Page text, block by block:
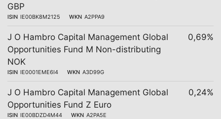
GBP
ISIN IE00BK8M2125 WKN A2PPA9
J O Hambro Capital Management Global
Opportunities Fund M Non-distributing
NOK
ISIN IE0001EME6I4 WKN A3D99G
0,69%
J O Hambro Capital Management Global
Opportunities Fund Z Euro
ISIN IE00BDZD4M44 WKN A2PA5E
0,24%